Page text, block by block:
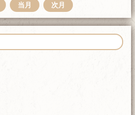
当月 次月